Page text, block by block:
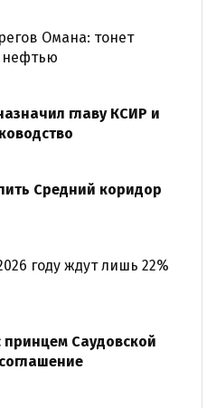
Омана: тонет
нефтью
главу КСИР и
Средний коридор
году ждут лишь 22%
принцем Саудовской